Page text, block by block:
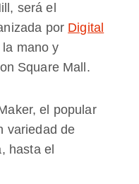
será el
por Digital
mano y
Square Mall.
, el popular
variedad de
hasta el